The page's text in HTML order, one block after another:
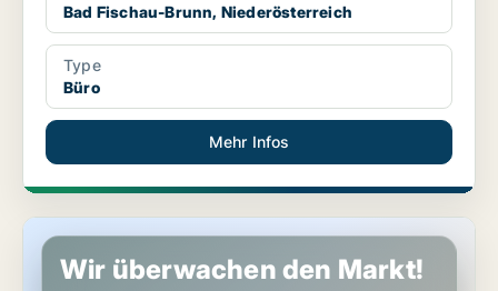
Bad Fischau-Brunn, Niederösterreich
Type
Büro
Mehr Infos
Laden in Artstetten-Pöbring, Niederösterreich
Wir überwachen den Markt!